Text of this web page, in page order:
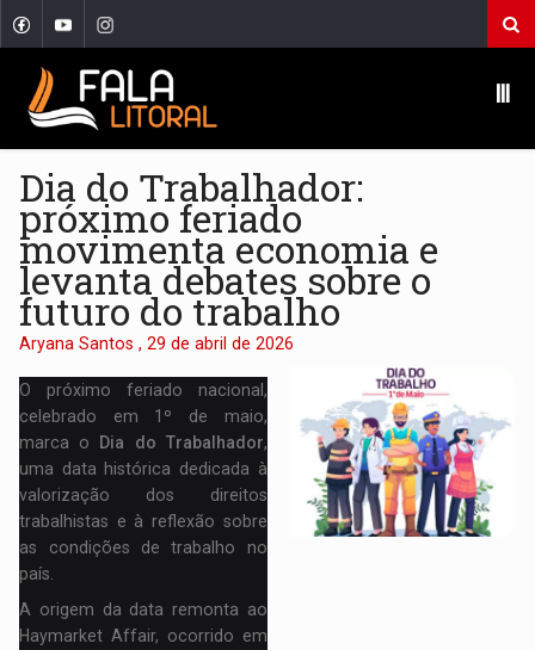
Dia do Trabalhador:
próximo feriado
movimenta economia e
levanta debates sobre o
futuro do trabalho
Aryana Santos , 29 de abril de 2026
O próximo feriado nacional,
celebrado em 1º de maio,
marca o
Dia do Trabalhador,
uma data histórica dedicada à
valorização dos direitos
trabalhistas e à reflexão sobre
as condições de trabalho no
país.
A origem da data remonta ao
Haymarket Affair, ocorrido em